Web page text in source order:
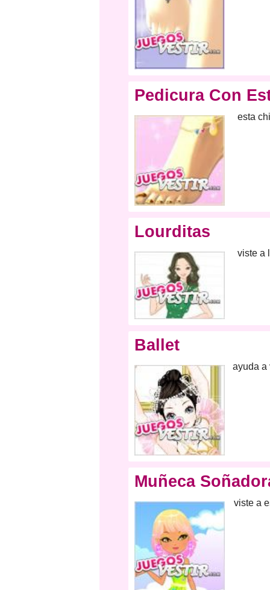
Pedicura Con
esta
Lourditas
viste a
Ballet
ayuda a
Muñeca
viste a